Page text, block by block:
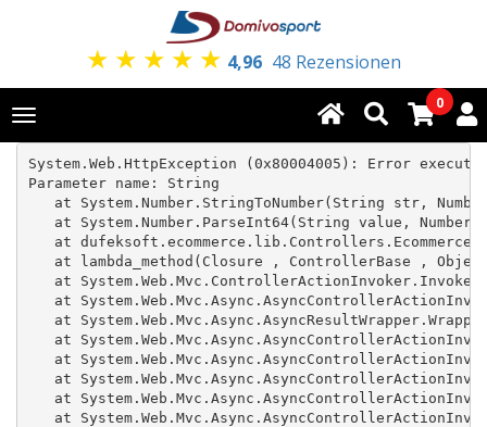
★ ★ ★ ★ ★ 4,96 48 Rezensionen
Toggle
navigation
0
System.Web.HttpException (0x80004005): Error
Parameter name: String
at System.Number.StringToNumber(String str,
at System.Number.ParseInt64(String value,
at
at lambda_method(Closure , ControllerBase ,
at
at
at
at
at
at
at
at